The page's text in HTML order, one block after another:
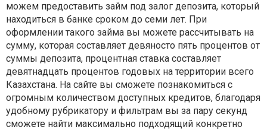
можем предоставить займ под залог депозита, который
находиться в банке сроком до семи лет. При
оформлении такого займа вы можете рассчитывать на
сумму, которая составляет девяносто пять процентов от
суммы депозита, процентная ставка составляет
девятнадцать процентов годовых на территории всего
Казахстана. На сайте вы сможете познакомиться с
огромным количеством доступных кредитов, благодаря
удобному рубрикатору и фильтрам вы за пару секунд
сможете найти максимально подходящий конкретно